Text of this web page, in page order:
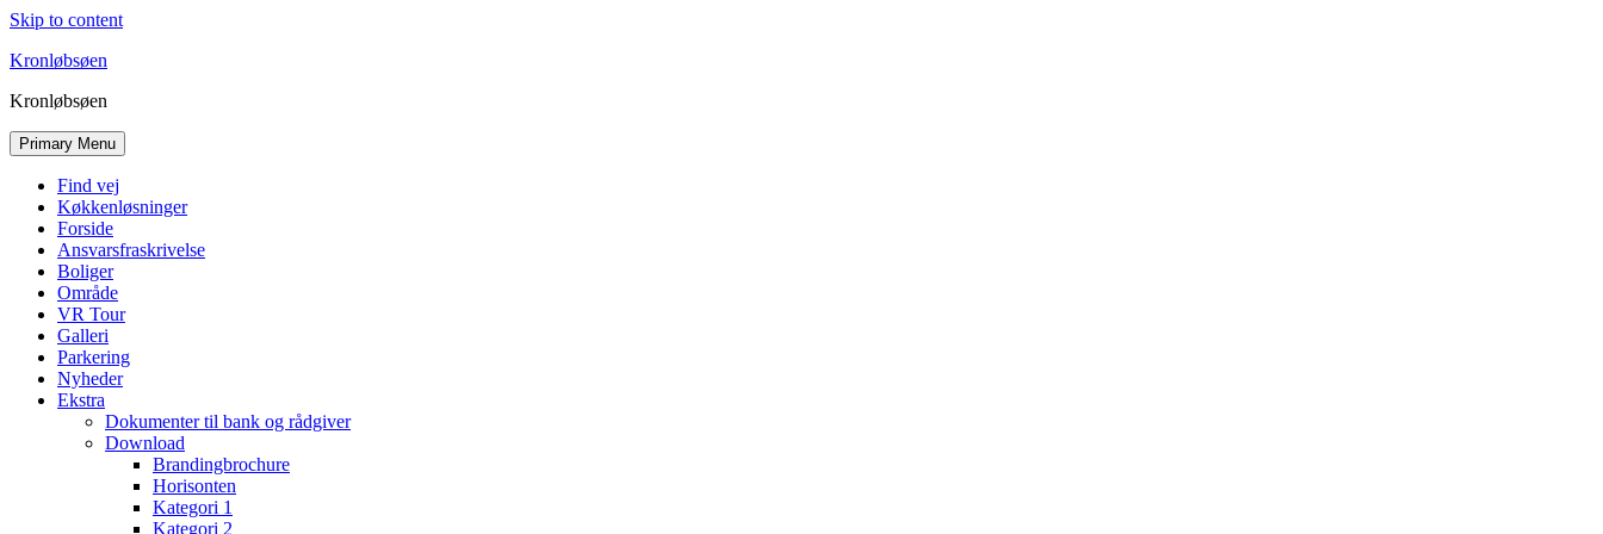
Skip to content
Kronløbsøen
Kronløbsøen
Primary Menu
Find vej
Køkkenløsninger
Forside
Ansvarsfraskrivelse
Boliger
Område
VR Tour
Galleri
Parkering
Nyheder
Ekstra
Dokumenter til bank og rådgiver
Download
Brandingbrochure
Horisonten
Kategori 1
Kategori 2